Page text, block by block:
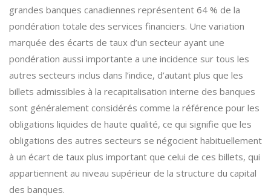
grandes banques canadiennes représentent 64 % de la
pondération totale des services financiers. Une variation
marquée des écarts de taux d’un secteur ayant une
pondération aussi importante a une incidence sur tous les
autres secteurs inclus dans l’indice, d’autant plus que les
billets admissibles à la recapitalisation interne des banques
sont généralement considérés comme la référence pour les
obligations liquides de haute qualité, ce qui signifie que les
obligations des autres secteurs se négocient habituellement
à un écart de taux plus important que celui de ces billets, qui
appartiennent au niveau supérieur de la structure du capital
des banques.